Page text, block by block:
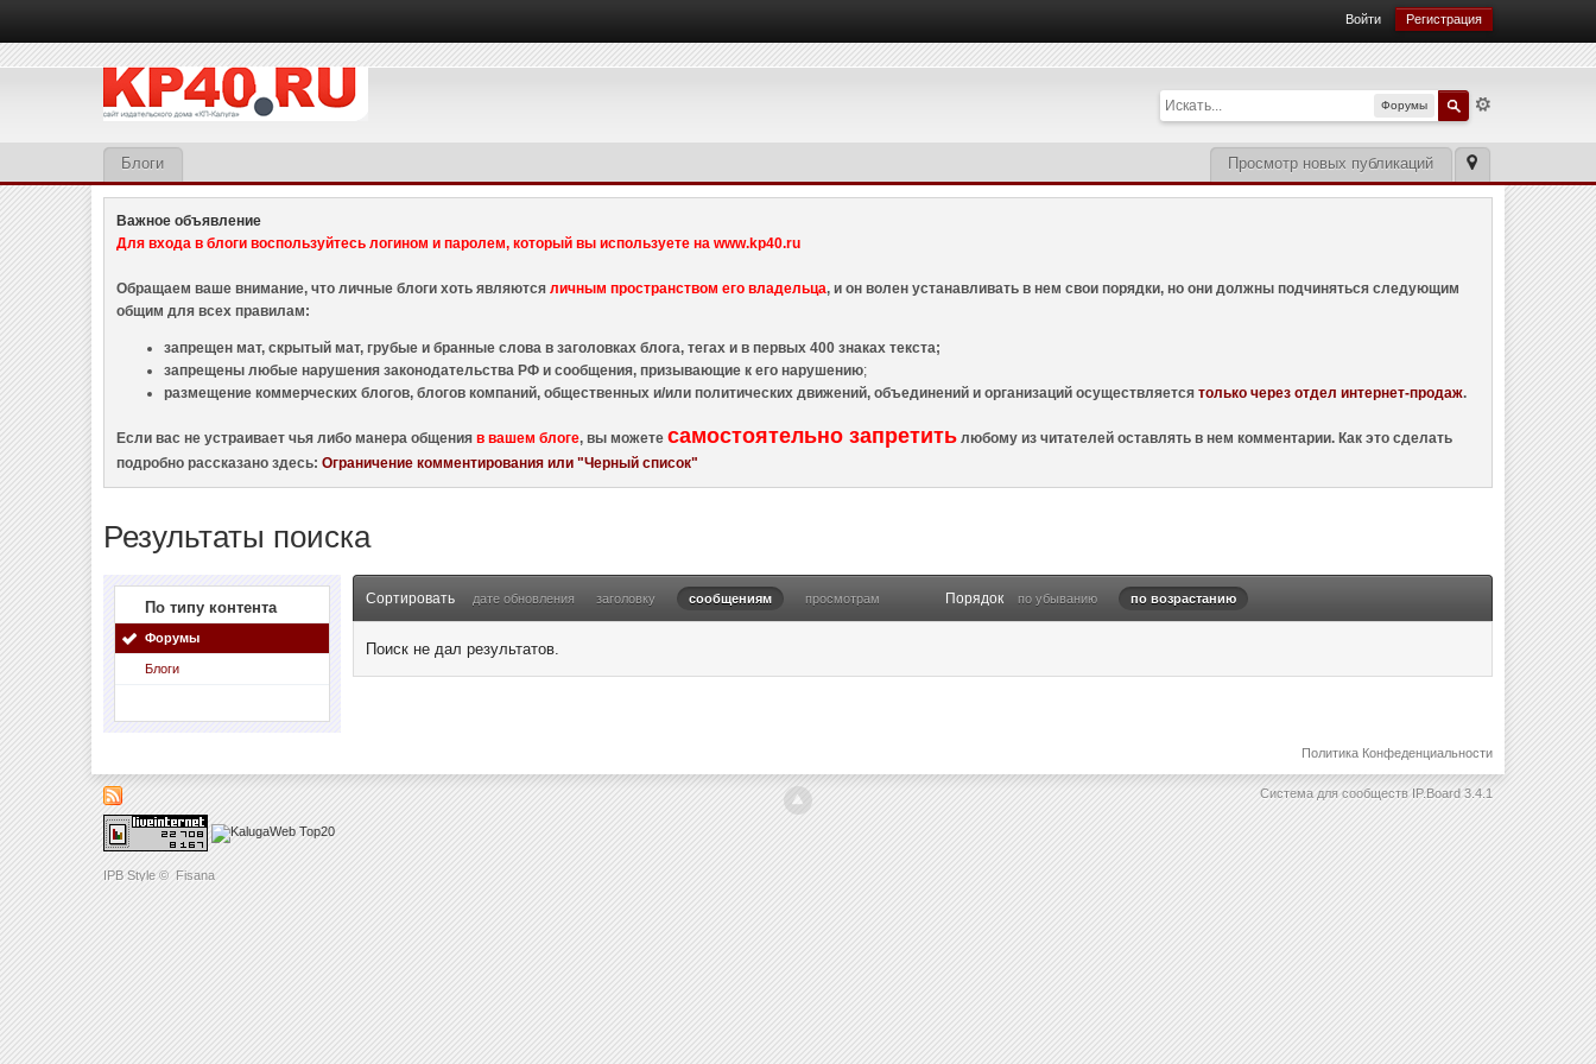
IPB Style © Fisana
Войти Регистрация
Форумы
Просмотр новых публикаций
Блоги
Важное объявление
Для входа в блоги воспользуйтесь логином и паролем, который вы используете на www.kp40.ru
Обращаем ваше внимание, что личные блоги хоть являютсяличным пространством его владельца, и он волен устанавливать в нем свои порядки, но они должны подчиняться следующим
общим для всех правилам:
запрещен мат, скрытый мат, грубые и бранные слова в заголовках блога, тегах и в первых 400 знаках текста;
запрещены любые нарушения законодательства РФ и сообщения, призывающие к его нарушению;
размещение коммерческих блогов, блогов компаний, общественных и/или политических движений, объединений и организаций осуществляетсятолько через отдел интернет-продаж.
Если вас не устраивает чья либо манера общенияв вашем блоге, вы можетесамостоятельно запретить любому из читателей оставлять в нем комментарии. Как это сделать
подробно рассказано здесь:Ограничение комментирования или "Черный список"
Результаты поиска
По типу контента
Форумы
Блоги
Сортировать дате обновления заголовку сообщениям просмотрам Порядок по убыванию по возрастанию
Поиск не дал результатов.
Политика Конфеденциальности
Система для сообществ IP.Board 3.4.1